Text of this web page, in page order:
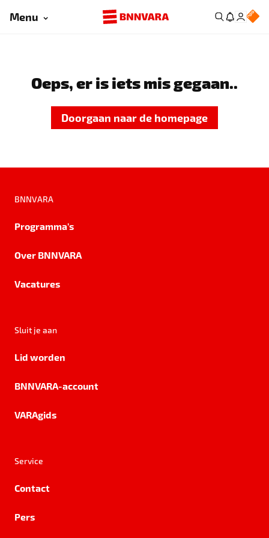
Menu
Oeps, er is iets mis gegaan..
Doorgaan naar de homepage
BNNVARA
Programma's
Over BNNVARA
Vacatures
Sluit je aan
Lid worden
BNNVARA-account
VARAgids
Service
Contact
Pers